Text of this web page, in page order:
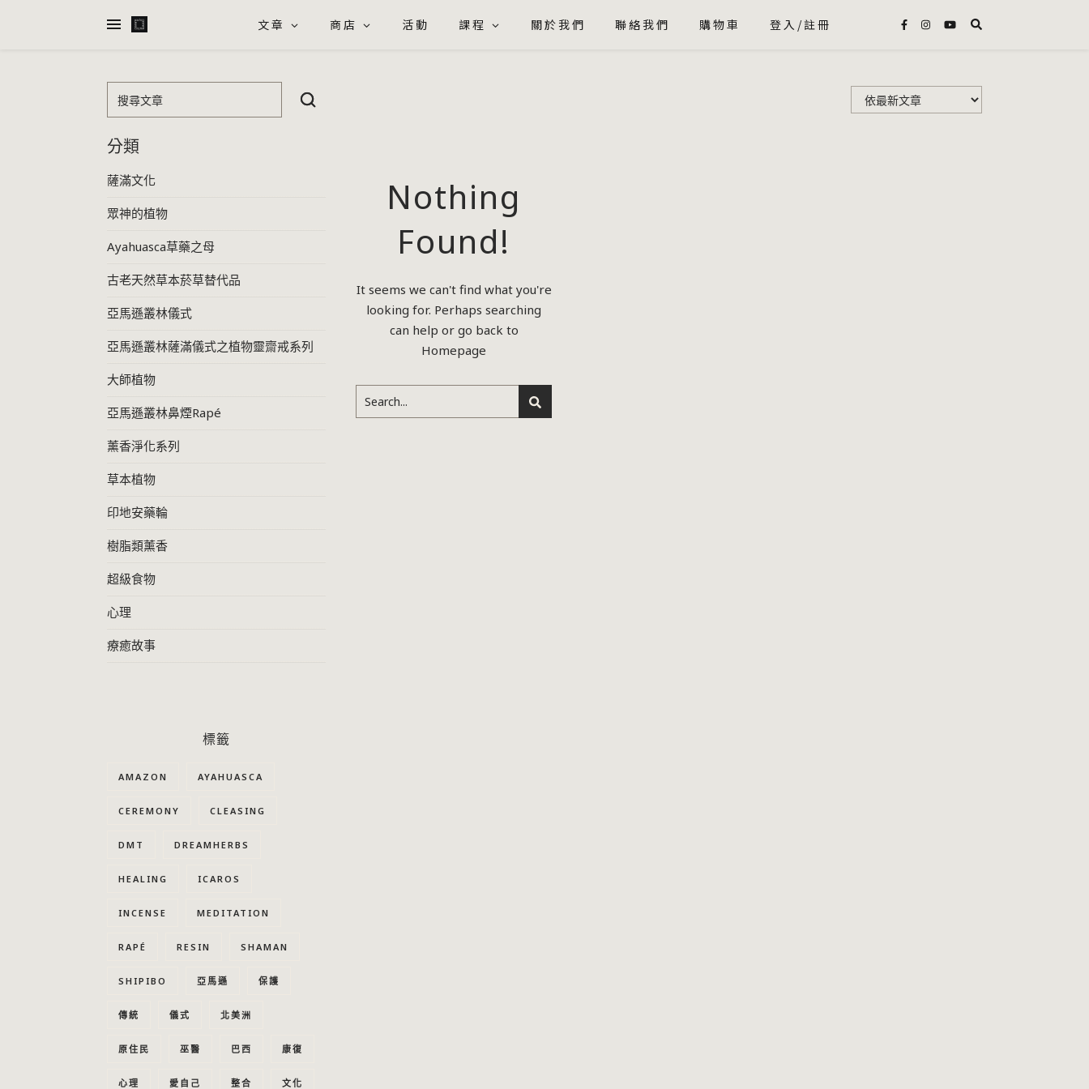
文章 商店 活動 課程 關於我們 聯絡我們 購物車 登入/註冊
搜尋文章
分類
薩滿文化
眾神的植物
Ayahuasca草藥之母
古老天然草本菸草替代品
亞馬遜叢林儀式
亞馬遜叢林薩滿儀式之植物靈齋戒系列
大師植物
亞馬遜叢林鼻煙Rapé
薰香淨化系列
草本植物
印地安藥輪
樹脂類薰香
超級食物
心理
療癒故事
標籤
AMAZON AYAHUASCA
CEREMONY CLEASING
DMT DREAMHERBS
HEALING ICAROS
INCENSE MEDITATION
RAPÉ RESIN SHAMAN
SHIPIBO 亞馬遜 保護
傳統 儀式 北美洲
原住民 巫醫 巴西 康復
心理 愛自己 整合 文化
Nothing
Found!
It seems we can't find what you're
looking for. Perhaps searching
can help or go back to
Homepage